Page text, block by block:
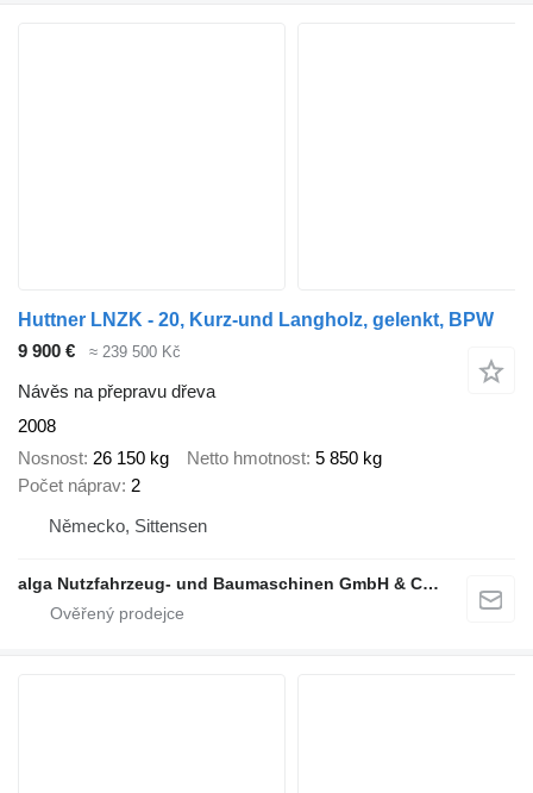
Huttner LNZK - 20, Kurz-und Langholz, gelenkt, BPW
9 900 €
≈ 239 500 Kč
Návěs na přepravu dřeva
2008
Nosnost 26 150 kg Netto hmotnost 5 850 kg
Počet náprav 2
Německo, Sittensen
alga Nutzfahrzeug- und Baumaschinen GmbH & Co. KG